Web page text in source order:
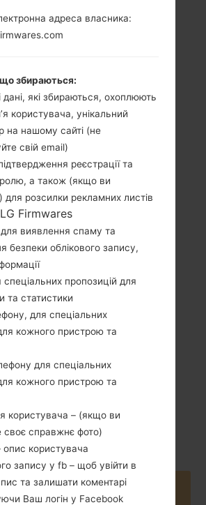
PRIME
дюйм)
Зємний Li-Ion 900
mAh
-
Жовтень, 2010
on Amazon
адреса власника:
збираються:
дані, які збираються, охоплюють
користувача, унікальний
на нашому сайті (не
свій email)
реєстрації та
а також (якщо ви
для розсилки рекламних листів
LG Firmwares
виявлення спаму та
безпеки облікового запису,
спеціальних пропозицій для
та статистики
для спеціальних
кожного пристрою та
для спеціальних
кожного пристрою та
користувача – (якщо ви
своє справжнє фото)
опис користувача
запису у fb – щоб увійти в
та залишати коментарі
Ваш логін у Facebook